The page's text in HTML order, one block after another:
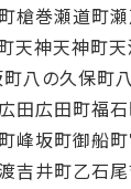
槍巻瀬道町
天神天神町
八の久保町
広田広田町福
峰坂町御船町
吉井町乙石尾